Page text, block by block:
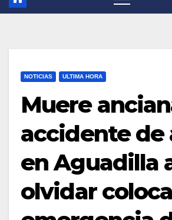
NOTICIAS ULTIMA HORA
Muere
accidente de
en Aguadilla
olvidar